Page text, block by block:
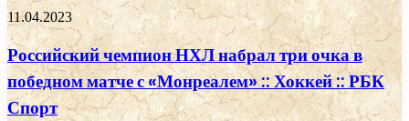
11.04.2023
Российский чемпион НХЛ набрал три очка в
победном матче с «Монреалем» :: Хоккей :: РБК
Спорт